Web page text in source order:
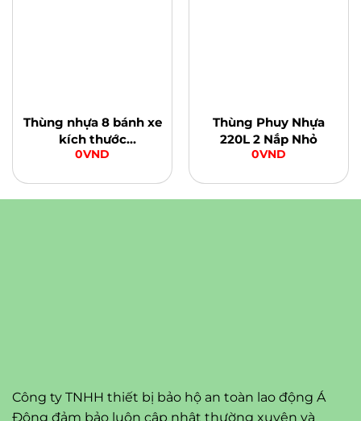
Thùng nhựa 8 bánh xe
kích thước
850x630x580mm
0VND
Thùng Phuy Nhựa
220L 2 Nắp Nhỏ
0VND
Công ty TNHH thiết bị bảo hộ an toàn lao động Á
Đông đảm bảo luôn cập nhật thường xuyên và